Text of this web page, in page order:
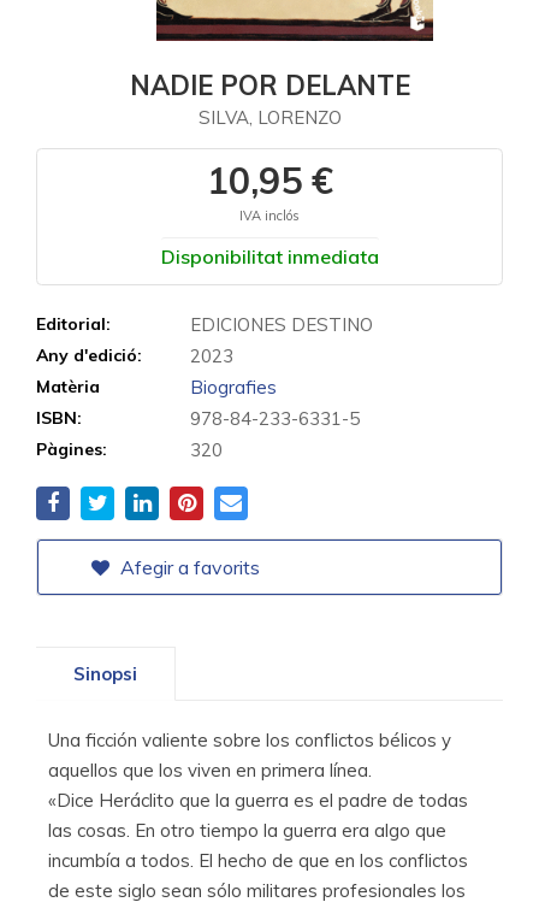
NADIE POR DELANTE
SILVA, LORENZO
10,95 €
IVA inclós
Disponibilitat inmediata
Editorial: EDICIONES DESTINO
Any d'edició: 2023
Matèria Biografies
ISBN: 978-84-233-6331-5
Pàgines: 320
Afegir a favorits
Sinopsi
Una ficción valiente sobre los conflictos bélicos y
aquellos que los viven en primera línea.
«Dice Heráclito que la guerra es el padre de todas
las cosas. En otro tiempo la guerra era algo que
incumbía a todos. El hecho de que en los conflictos
de este siglo sean sólo militares profesionales los